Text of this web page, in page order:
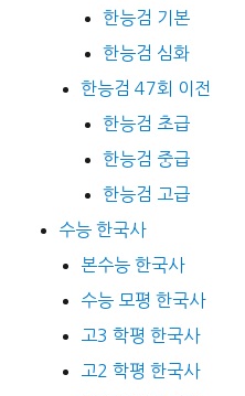
한능검 기본
한능검 심화
한능검 47회 이전
한능검 초급
한능검 중급
한능검 고급
수능 한국사
본수능 한국사
수능 모평 한국사
고3 학평 한국사
고2 학평 한국사